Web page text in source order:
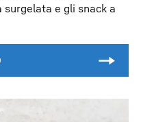
surgelata e gli snack a